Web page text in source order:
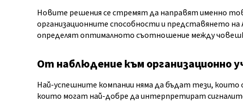
Новите решения се стремят да направят именно
организационните способности и представянето
определят оптималното съотношение между
От наблюдение към организационно
Най-успешните компании няма да бъдат тези, които
които могат най-добре да интерпретират